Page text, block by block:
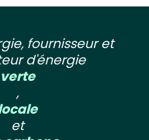
fournisseur et
d'énergie
verte
,
et